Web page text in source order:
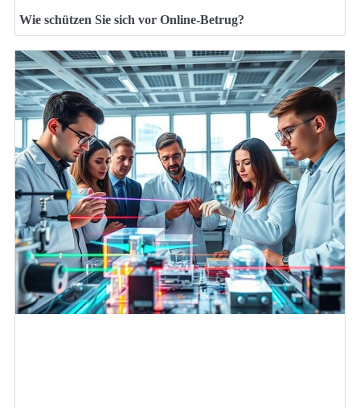
Wie schützen Sie sich vor Online-Betrug?